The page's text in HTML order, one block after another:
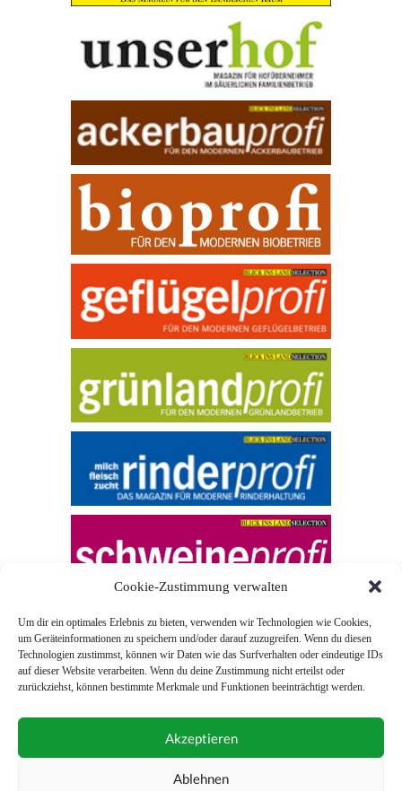
Cookie-Zustimmung verwalten
Um dir ein optimales Erlebnis zu bieten, verwenden wir Technologien wie Cookies,
um Geräteinformationen zu speichern und/oder darauf zuzugreifen. Wenn du diesen
Technologien zustimmst, können wir Daten wie das Surfverhalten oder eindeutige IDs
auf dieser Website verarbeiten. Wenn du deine Zustimmung nicht erteilst oder
zurückziehst, können bestimmte Merkmale und Funktionen beeinträchtigt werden.
Akzeptieren
Ablehnen
© 2026 Blick ins Land
Unterstützt durch
0043 (0)1 581 28 90 0